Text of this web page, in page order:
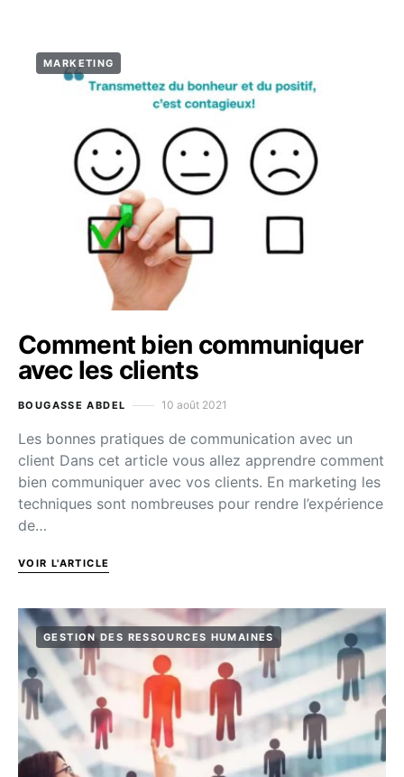
MARKETING
Comment bien communiquer
avec les clients
BOUGASSE ABDEL 10 août 2021
Les bonnes pratiques de communication avec un
client Dans cet article vous allez apprendre comment
bien communiquer avec vos clients. En marketing les
techniques sont nombreuses pour rendre l’expérience
de…
VOIR L'ARTICLE
GESTION DES RESSOURCES HUMAINES